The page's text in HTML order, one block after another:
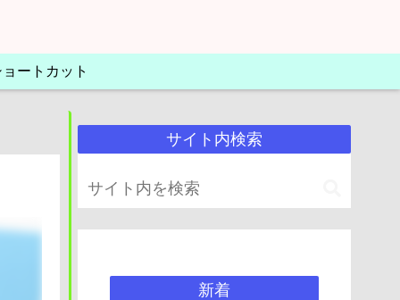
ートカット
サイト内検索
新着